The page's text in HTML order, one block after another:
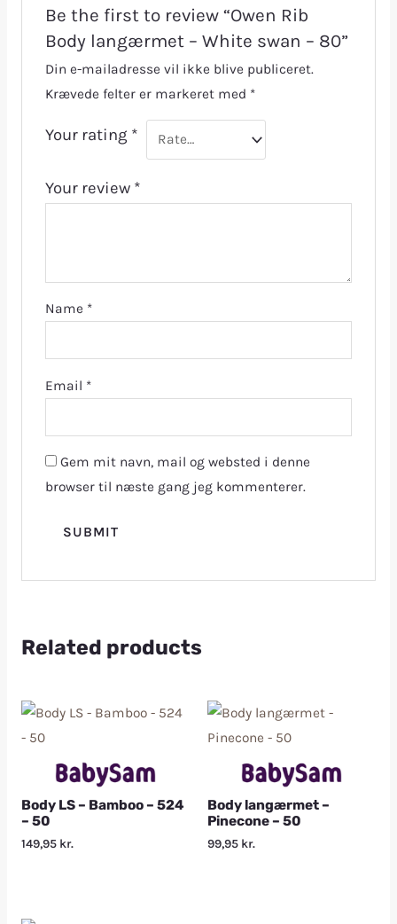
Be the first to review “Owen Rib
Body langærmet – White swan – 80”
Din e-mailadresse vil ikke blive publiceret.
Krævede felter er markeret med *
Your rating *
Your review *
Name *
Email *
Gem mit navn, mail og websted i denne
browser til næste gang jeg kommenterer.
Related products
Body LS – Bamboo – 524
– 50
149,95 kr.
Body langærmet –
Pinecone – 50
99,95 kr.